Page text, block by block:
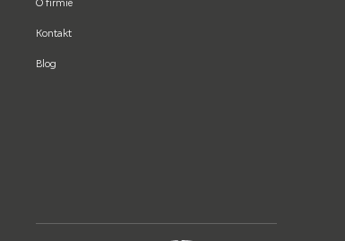
O firmie
Kontakt
Blog